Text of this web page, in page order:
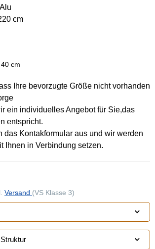
cm
cm
Ihre bevorzugte Größe nicht vorhanden
ein individuelles Angebot für Sie,das
entspricht.
das Kontakformular aus und wir werden
Ihnen in Verbindung setzen.
Versand (VS Klasse 3)